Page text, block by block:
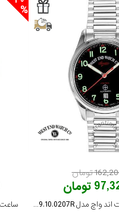
تومان
تومان
ساعت مچی وست اند واچ مدل 10W8149.10.0207R